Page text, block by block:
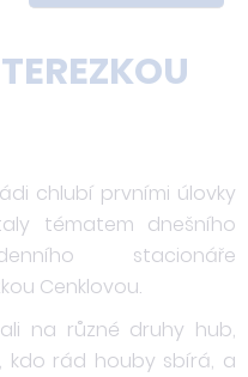
chlubí prvními úlovky
tématem dnešního
stacionáře
Cenklovou.
na různé druhy hub,
kdo rád houby sbírá, a